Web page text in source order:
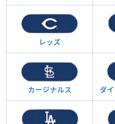
レッズ
カージナルス ダ